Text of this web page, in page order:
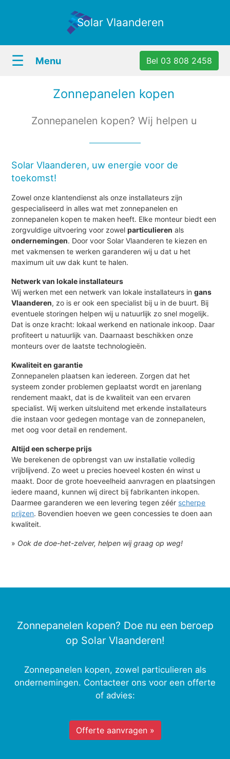
Solar Vlaanderen
☰ Menu Bel 03 808 2458
Zonnepanelen kopen
Zonnepanelen kopen? Wij helpen u
Solar Vlaanderen, uw energie voor de
toekomst!
Zowel onze klantendienst als onze installateurs zijn
gespecialiseerd in alles wat met zonnepanelen en
zonnepanelen kopen te maken heeft. Elke monteur biedt een
zorgvuldige uitvoering voor zowelparticulieren als
ondernemingen. Door voor Solar Vlaanderen te kiezen en
met vakmensen te werken garanderen wij u dat u het
maximum uit uw dak kunt te halen.
Netwerk van lokale installateurs
Wij werken met een netwerk van lokale installateurs ingans
Vlaanderen, zo is er ook een specialist bij u in de buurt. Bij
eventuele storingen helpen wij u natuurlijk zo snel mogelijk.
Dat is onze kracht: lokaal werkend en nationale inkoop. Daar
profiteert u natuurlijk van. Daarnaast beschikken onze
monteurs over de laatste technologieën.
Kwaliteit en garantie
Zonnepanelen plaatsen kan iedereen. Zorgen dat het
systeem zonder problemen geplaatst wordt en jarenlang
rendement maakt, dat is de kwaliteit van een ervaren
specialist. Wij werken uitsluitend met erkende installateurs
die instaan voor gedegen montage van de zonnepanelen,
met oog voor detail en rendement.
Altijd een scherpe prijs
We berekenen de opbrengst van uw installatie volledig
vrijblijvend. Zo weet u precies hoeveel kosten én winst u
maakt. Door de grote hoeveelheid aanvragen en plaatsingen
iedere maand, kunnen wij direct bij fabrikanten inkopen.
Daarmee garanderen we een levering tegen zéér scherpe
prijzen. Bovendien hoeven we geen concessies te doen aan
kwaliteit.
» Ook de doe-het-zelver, helpen wij graag op weg!
Zonnepanelen kopen? Doe nu een beroep
op Solar Vlaanderen!
Zonnepanelen kopen, zowel particulieren als
ondernemingen. Contacteer ons voor een offerte
of advies:
Offerte aanvragen »